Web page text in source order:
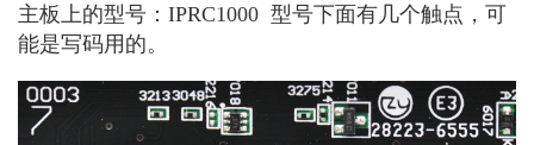
主板上的型号：IPRC1000 型号下面有几个触点，可
能是写码用的。